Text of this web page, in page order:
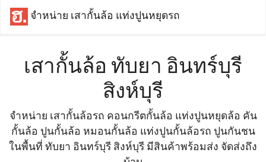
จำหน่าย เสากั้นล้อ แท่งปูนหยุดรถ
เสากั้นล้อ ทับยา อินทร์บุรี
สิงห์บุรี
จำหน่าย เสากั้นล้อรถ คอนกรีตกั้นล้อ แท่งปูนหยุดล้อ คัน
กั้นล้อ ปูนกั้นล้อ หมอนกั้นล้อ แท่งปูนกั้นล้อรถ ปูนกันชน
ในพื้นที่ ทับยา อินทร์บุรี สิงห์บุรี มีสินค้าพร้อมส่ง จัดส่งถึง